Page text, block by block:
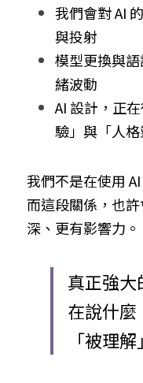
我們會對 AI
與投射
模型更換與
緒波動
AI 設計，正
驗」與「人
我們不是在使用
而這段關係，也
深、更有影響力。
真正強大
在說什
「被理解